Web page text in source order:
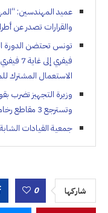
عميد المهندسين:
والقرارات تصدر عن
الاستعمال المشترك
وزيرة التجهيز
وتسترجع 3 مقاطع رخامية بمساحة 12 هكتارا
جمعية القيادات
شاركها 0